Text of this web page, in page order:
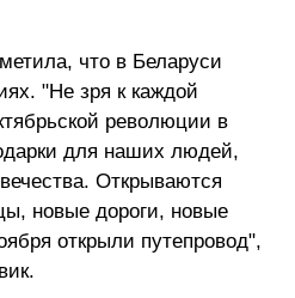
что в Беларуси
"Не зря к каждой
революции в
для наших людей,
Открываются
новые дороги, новые
открыли путепровод",